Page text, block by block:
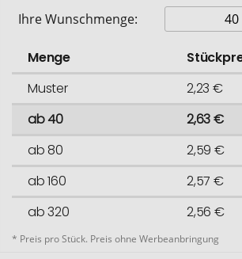
Ihre Wunschmenge:
Menge
Muster
2,23 €
ab 40
2,63 €
ab 80
2,59 €
ab 160
2,57 €
ab 320
2,56 €
* Preis pro Stück. Preis ohne Werbeanbringung